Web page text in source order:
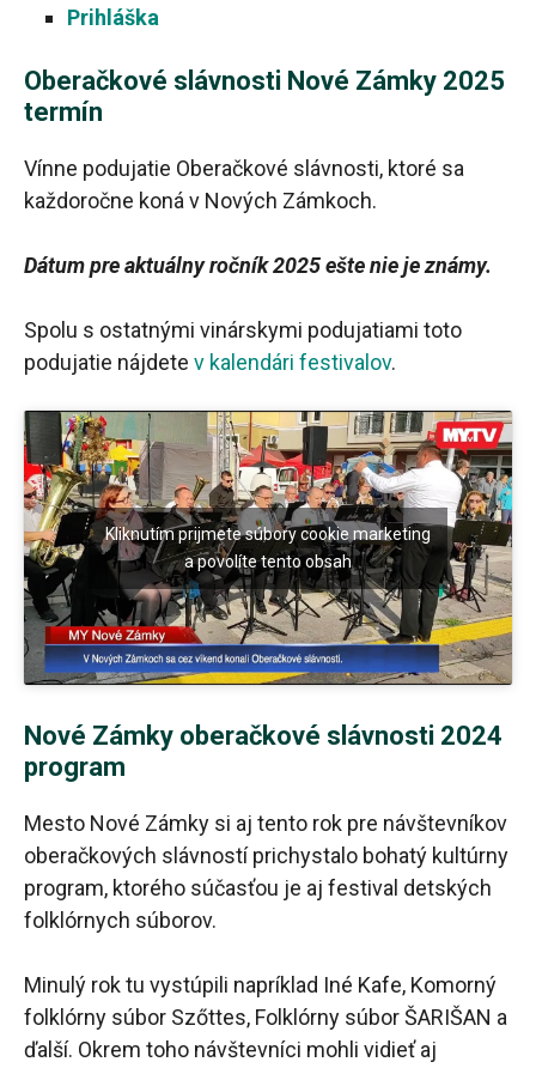
Prihláška
Oberačkové slávnosti Nové Zámky 2025
termín
Vínne podujatie Oberačkové slávnosti, ktoré sa
každoročne koná v Nových Zámkoch.
Dátum pre aktuálny ročník 2025 ešte nie je známy.
Spolu s ostatnými vinárskymi podujatiami toto
podujatie nájdete v kalendári festivalov.
Kliknutím prijmete súbory cookie marketing
a povolíte tento obsah
Nové Zámky oberačkové slávnosti 2024
program
Mesto Nové Zámky si aj tento rok pre návštevníkov
oberačkových slávností prichystalo bohatý kultúrny
program, ktorého súčasťou je aj festival detských
folklórnych súborov.
Minulý rok tu vystúpili napríklad Iné Kafe, Komorný
folklórny súbor Szőttes, Folklórny súbor ŠARIŠAN a
ďalší. Okrem toho návštevníci mohli vidieť aj